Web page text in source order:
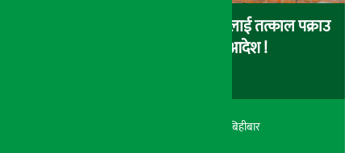
नेपाल इन्भेष्टमेन्ट बैंकका संचालकहरुलाई तत्काल पक्राउ
नगर्न सर्वोच्चको अन्तरिम आदेश !
२१ श्रावण २०८३, बिहीबार